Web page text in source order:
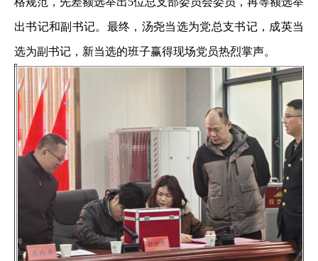
出书记和副书记。最终，汤尧当选为党总支书记，成英当
选为副书记，新当选的班子赢得现场党员热烈掌声。